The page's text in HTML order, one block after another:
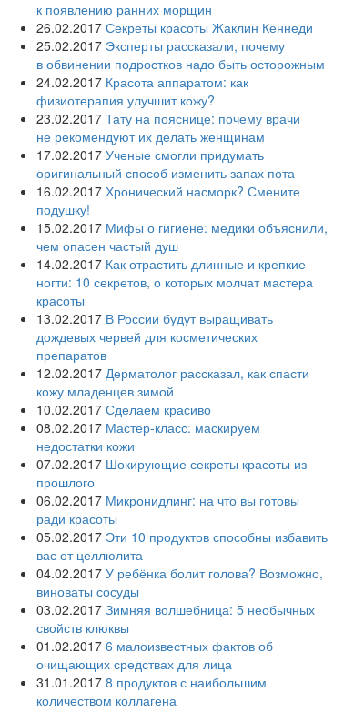
к появлению ранних морщин
26.02.2017 Секреты красоты Жаклин Кеннеди
25.02.2017 Эксперты рассказали, почему
в обвинении подростков надо быть осторожным
24.02.2017 Красота аппаратом: как
физиотерапия улучшит кожу?
23.02.2017 Тату на пояснице: почему врачи
не рекомендуют их делать женщинам
17.02.2017 Ученые смогли придумать
оригинальный способ изменить запах пота
16.02.2017 Хронический насморк? Смените
подушку!
15.02.2017 Мифы о гигиене: медики объяснили,
чем опасен частый душ
14.02.2017 Как отрастить длинные и крепкие
ногти: 10 секретов, о которых молчат мастера
красоты
13.02.2017 В России будут выращивать
дождевых червей для косметических
препаратов
12.02.2017 Дерматолог рассказал, как спасти
кожу младенцев зимой
10.02.2017 Сделаем красиво
08.02.2017 Мастер-класс: маскируем
недостатки кожи
07.02.2017 Шокирующие секреты красоты из
прошлого
06.02.2017 Микронидлинг: на что вы готовы
ради красоты
05.02.2017 Эти 10 продуктов способны избавить
вас от целлюлита
04.02.2017 У ребёнка болит голова? Возможно,
виноваты сосуды
03.02.2017 Зимняя волшебница: 5 необычных
свойств клюквы
01.02.2017 6 малоизвестных фактов об
очищающих средствах для лица
31.01.2017 8 продуктов с наибольшим
количеством коллагена